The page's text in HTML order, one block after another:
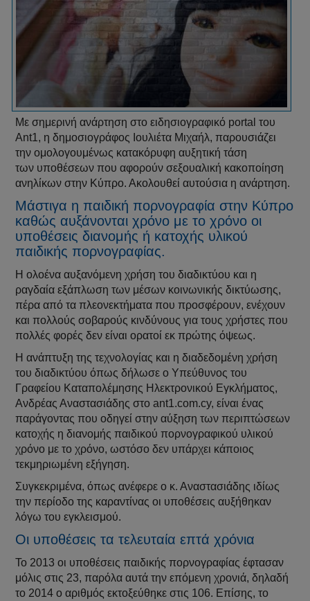
Με σημερινή ανάρτηση στο ειδησιογραφικό portal του
Ant1, η δημοσιογράφος Ιουλιέτα Μιχαήλ, παρουσιάζει
την ομολογουμένως κατακόρυφη αυξητική τάση
των υποθέσεων που αφορούν σεξουαλική κακοποίηση
ανηλίκων στην Κύπρο. Ακολουθεί αυτούσια η ανάρτηση.
Μάστιγα η παιδική πορνογραφία στην Κύπρο
καθώς αυξάνονται χρόνο με το χρόνο οι
υποθέσεις διανομής ή κατοχής υλικού
παιδικής πορνογραφίας.
Η ολοένα αυξανόμενη χρήση του διαδικτύου και η
ραγδαία εξάπλωση των μέσων κοινωνικής δικτύωσης,
πέρα από τα πλεονεκτήματα που προσφέρουν, ενέχουν
και πολλούς σοβαρούς κινδύνους για τους χρήστες που
πολλές φορές δεν είναι ορατοί εκ πρώτης όψεως.
Η ανάπτυξη της τεχνολογίας και η διαδεδομένη χρήση
του διαδικτύου όπως δήλωσε ο Υπεύθυνος του
Γραφείου Καταπολέμησης Ηλεκτρονικού Εγκλήματος,
Ανδρέας Αναστασιάδης στο ant1.com.cy, είναι ένας
παράγοντας που οδηγεί στην αύξηση των περιπτώσεων
κατοχής η διανομής παιδικού πορνογραφικού υλικού
χρόνο με το χρόνο, ωστόσο δεν υπάρχει κάποιος
τεκμηριωμένη εξήγηση.
Συγκεκριμένα, όπως ανέφερε ο κ. Αναστασιάδης ιδίως
την περίοδο της καραντίνας οι υποθέσεις αυξήθηκαν
λόγω του εγκλεισμού.
Οι υποθέσεις τα τελευταία επτά χρόνια
Το 2013 οι υποθέσεις παιδικής πορνογραφίας έφτασαν
μόλις στις 23, παρόλα αυτά την επόμενη χρονιά, δηλαδή
το 2014 ο αριθμός εκτοξεύθηκε στις 106. Επίσης, το